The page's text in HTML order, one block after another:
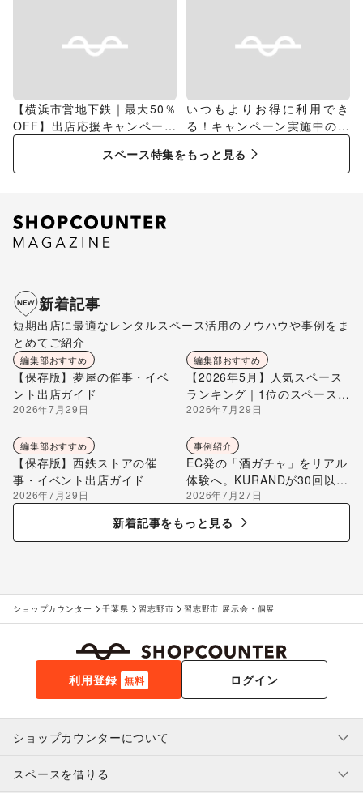
【横浜市営地下鉄｜最大50％
OFF】出店応援キャンペーン
特集
いつもよりお得に利用でき
る！キャンペーン実施中のス
スペース特集をもっと見る
新着記事
短期出店に最適なレンタルスペース活用のノウハウや事例をま
とめてご紹介
編集部おすすめ
【保存版】夢屋の催事・イベ
ント出店ガイド
2026年7月29日
編集部おすすめ
【2026年5月】人気スペース
ランキング｜1位のスペースを
編集部が解説
2026年7月29日
編集部おすすめ
【保存版】西鉄ストアの催
事・イベント出店ガイド
2026年7月29日
事例紹介
EC発の「酒ガチャ」をリアル
体験へ。KURANDが30回以上
のポップアップ出店で届け
る“新しいお酒との出会い”
2026年7月27日
新着記事をもっと見る
ショップカウンター 千葉県 習志野市 習志野市 展示会・個展
利用登録 無料 ログイン
ショップカウンターについて
利用規約・ガイドライン
スペースを借りる